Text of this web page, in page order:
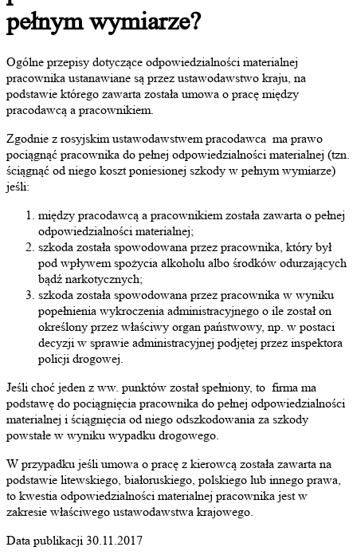
pełnym wymiarze?
Ogólne przepisy dotyczące odpowiedzialności materialnej
pracownika ustanawiane są przez ustawodawstwo kraju, na
podstawie którego zawarta została umowa o pracę między
pracodawcą a pracownikiem.
Zgodnie z rosyjskim ustawodawstwem pracodawca ma prawo
pociągnąć pracownika do pełnej odpowiedzialności materialnej (tzn.
ściągnąć od niego koszt poniesionej szkody w pełnym wymiarze)
jeśli:
między pracodawcą a pracownikiem została zawarta o pełnej
odpowiedzialności materialnej;
szkoda została spowodowana przez pracownika, który był
pod wpływem spożycia alkoholu albo środków odurzających
bądź narkotycznych;
szkoda została spowodowana przez pracownika w wyniku
popełnienia wykroczenia administracyjnego o ile został on
określony przez właściwy organ państwowy, np. w postaci
decyzji w sprawie administracyjnej podjętej przez inspektora
policji drogowej.
Jeśli choć jeden z ww. punktów został spełniony, to firma ma
podstawę do pociągnięcia pracownika do pełnej odpowiedzialności
materialnej i ściągnięcia od niego odszkodowania za szkody
powstałe w wyniku wypadku drogowego.
W przypadku jeśli umowa o pracę z kierowcą została zawarta na
podstawie litewskiego, białoruskiego, polskiego lub innego prawa,
to kwestia odpowiedzialności materialnej pracownika jest w
zakresie właściwego ustawodawstwa krajowego.
Data publikacji 30.11.2017